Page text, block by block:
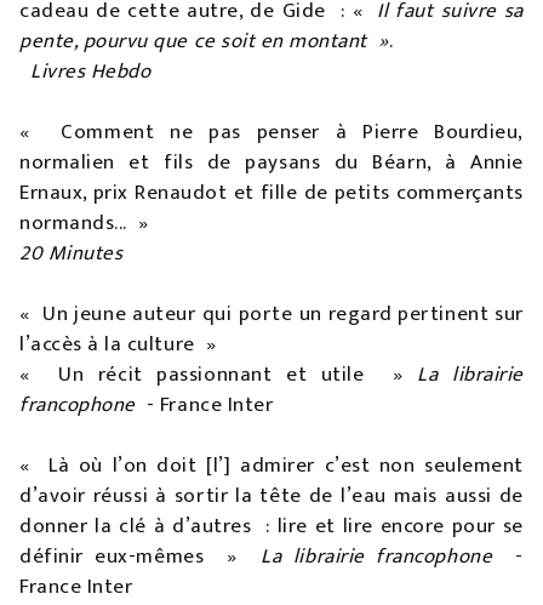
cadeau de cette autre, de Gide : « Il faut suivre sa
pente, pourvu que ce soit en montant ».
Livres Hebdo
« Comment ne pas penser à Pierre Bourdieu,
normalien et fils de paysans du Béarn, à Annie
Ernaux, prix Renaudot et fille de petits commerçants
normands... »
20 Minutes
« Un jeune auteur qui porte un regard pertinent sur
l’accès à la culture »
« Un récit passionnant et utile » La librairie
francophone- France Inter
« Là où l’on doit [l’] admirer c’est non seulement
d’avoir réussi à sortir la tête de l’eau mais aussi de
donner la clé à d’autres : lire et lire encore pour se
définir eux-mêmes » La librairie francophone-
France Inter